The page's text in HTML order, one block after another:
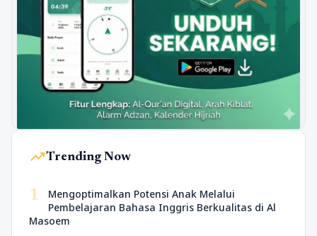
trending_upTrending Now
1
Mengoptimalkan Potensi Anak Melalui
Pembelajaran Bahasa Inggris Berkualitas di Al
Masoem